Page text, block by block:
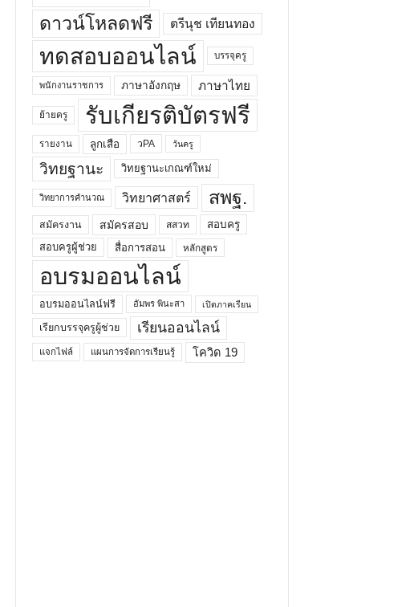
ดาวน์โหลดฟรี ตรีนุช เทียนทอง
ทดสอบออนไลน์ บรรจุครู
พนักงานราชการ ภาษาอังกฤษ ภาษาไทย
ย้ายครู รับเกียรติบัตรฟรี
รายงาน ลูกเสือ วPA วันครู
วิทยฐานะ วิทยฐานะเกณฑ์ใหม่
วิทยาการคำนวณ วิทยาศาสตร์ สพฐ.
สมัครงาน สมัครสอบ สสวท
สอบครู
สอบครูผู้ช่วย
สื่อการสอน หลักสูตร
อบรมออนไลน์
อบรมออนไลน์ฟรี อัมพร พินะสา เปิดภาคเรียน
เรียกบรรจุครูผู้ช่วย เรียนออนไลน์
แจกไฟล์ แผนการจัดการเรียนรู้ โควิด 19